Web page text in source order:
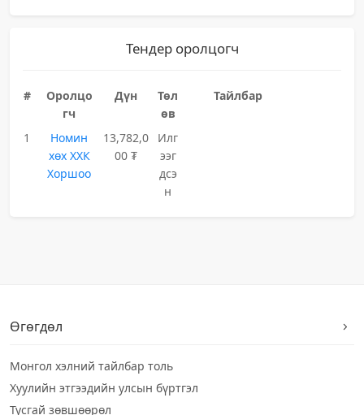
Тендер оролцогч
#
Оролцо
гч
Дүн
Төл
өв
Тайлбар
1
Номин
хөх ХХК
Хоршоо
13,782,0
00 ₮
Илг
ээг
дсэ
н
Өгөгдөл
Монгол хэлний тайлбар толь
Хуулийн этгээдийн улсын бүртгэл
Тусгай зөвшөөрөл